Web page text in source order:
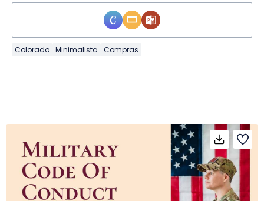
Colorado Minimalista Compras